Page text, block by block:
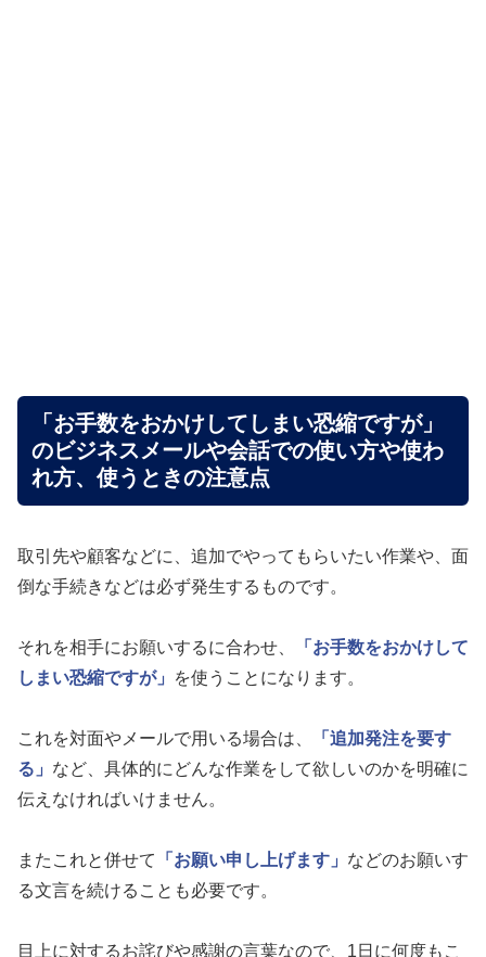
「お手数をおかけしてしまい恐縮ですが」
のビジネスメールや会話での使い方や使わ
れ方、使うときの注意点
取引先や顧客などに、追加でやってもらいたい作業や、面
倒な手続きなどは必ず発生するものです。
それを相手にお願いするに合わせ、
「お手数をおかけして
しまい恐縮ですが」
を使うことになります。
これを対面やメールで用いる場合は、
「追加発注を要す
る」 など、具体的にどんな作業をして欲しいのかを明確に
伝えなければいけません。
またこれと併せて 「お願い申し上げます」 などのお願いす
る文言を続けることも必要です。
目上に対するお詫びや感謝の言葉なので、1日に何度もこ